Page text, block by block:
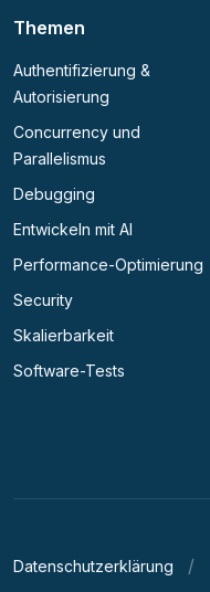
Themen
Authentifizierung &
Autorisierung
Concurrency und
Parallelismus
Debugging
Entwickeln mit AI
Performance-Optimierung
Security
Skalierbarkeit
Software-Tests
Datenschutzerklärung